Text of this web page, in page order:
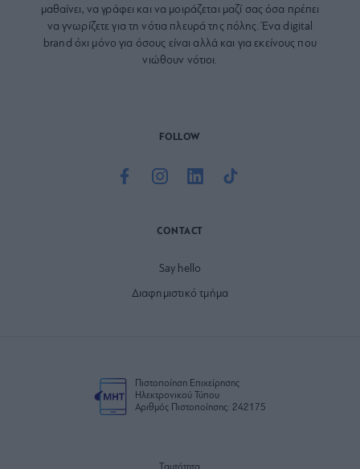
μαθαίνει, να γράφει και να μοιράζεται μαζί σας όσα πρέπει
να γνωρίζετε για τη νότια πλευρά της πόλης. Ένα digital
brand όχι μόνο για όσους είναι αλλά και για εκείνους που
νιώθουν νότιοι.
FOLLOW
CONTACT
Say hello
Διαφημιστικό τμήμα
Πιστοποίηση Επιχείρησης
Ηλεκτρονικού Τύπου
Αριθμός Πιστοποίησης: 242175